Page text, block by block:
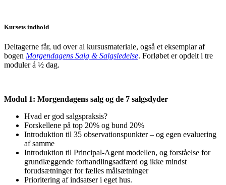
Kursets indhold
Deltagerne får, ud over al kursusmateriale, også et eksemplar af
bogen Morgendagens Salg & Salgsledelse. Forløbet er opdelt i tre
moduler á ½ dag.
Modul 1: Morgendagens salg og de 7 salgsdyder
Hvad er god salgspraksis?
Forskellene på top 20% og bund 20%
Introduktion til 35 observationspunkter – og egen evaluering
af samme
Introduktion til Principal-Agent modellen, og forståelse for
grundlæggende forhandlingsadfærd og ikke mindst
forudsætninger for fælles målsætninger
Prioritering af indsatser i eget hus.